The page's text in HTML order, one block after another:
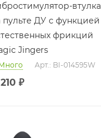
втулка
пульте ДУ с функцией
фрикций
Jingers
Арт.: BI-014595W
210 ₽